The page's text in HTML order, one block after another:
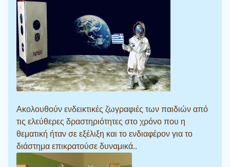
Ακολουθούν ενδεικτικές ζωγραφιές των παιδιών από
τις ελεύθερες δραστηριότητες στο χρόνο που η
θεματική ήταν σε εξέλιξη και το ενδιαφέρον για το
διάστημα επικρατούσε δυναμικά..